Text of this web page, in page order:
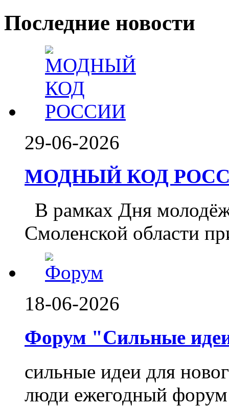
Последние новости
29-06-2026
МОДНЫЙ КОД
В рамках Дня
Смоленской области
18-06-2026
Форум "Сильные
сильные идеи для
люди ежегодный